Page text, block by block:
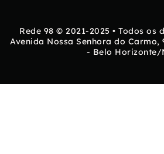
Rede 98 © 2021-2025 • Todos os
Avenida Nossa Senhora do Carmo,
- Belo Horizonte/